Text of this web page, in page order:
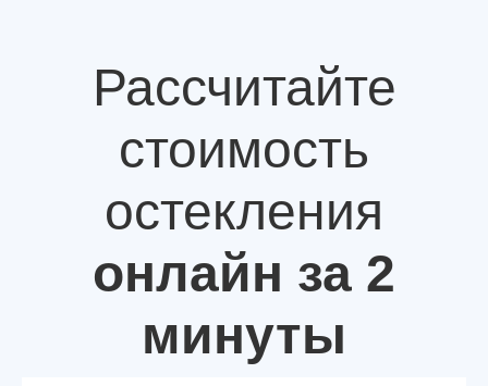
Рассчитайте
стоимость
остекления
онлайн за 2
минуты